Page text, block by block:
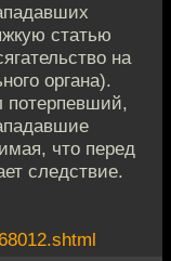
статью
на
органа).
потерпевший,
что перед
следствие.